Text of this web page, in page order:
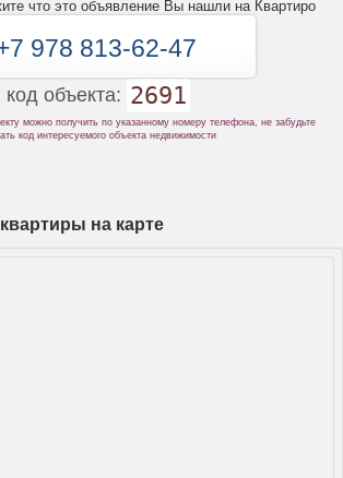
что это объявление Вы нашли на Квартиро
978 813-62-47
код объекта: 2691
можно получить по указанному номеру телефона, не забудьте
код интересуемого объекта недвижимости
на карте